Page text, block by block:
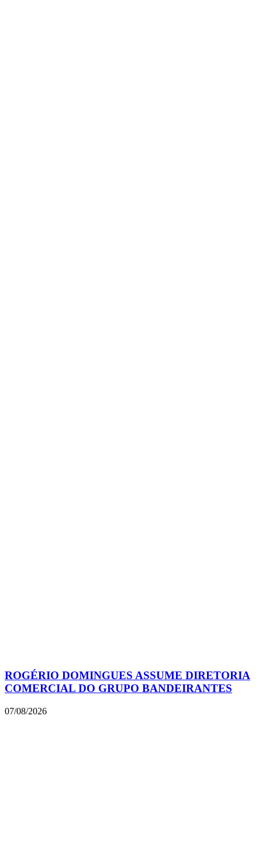
ROGÉRIO DOMINGUES ASSUME DIRETORIA
COMERCIAL DO GRUPO BANDEIRANTES
07/08/2026